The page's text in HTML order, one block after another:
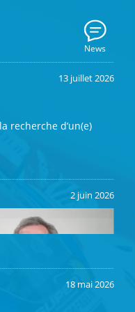
News
13 juillet 2026
recherche d’un(e)
motos)
2 juin 2026
18 mai 2026